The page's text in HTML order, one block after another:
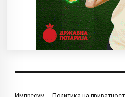
Импресум Политика на приватност